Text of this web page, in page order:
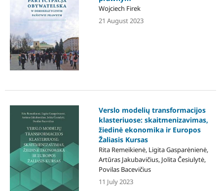
Wojciech Firek
21 August 2023
Verslo modelių transformacijos
klasteriuose: skaitmenizavimas,
žiedinė ekonomika ir Europos
Žaliasis Kursas
Rita Remeikienė, Ligita Gasparėnienė,
Artūras Jakubavičius, Jolita Česiulytė,
Povilas Bacevičius
11 July 2023